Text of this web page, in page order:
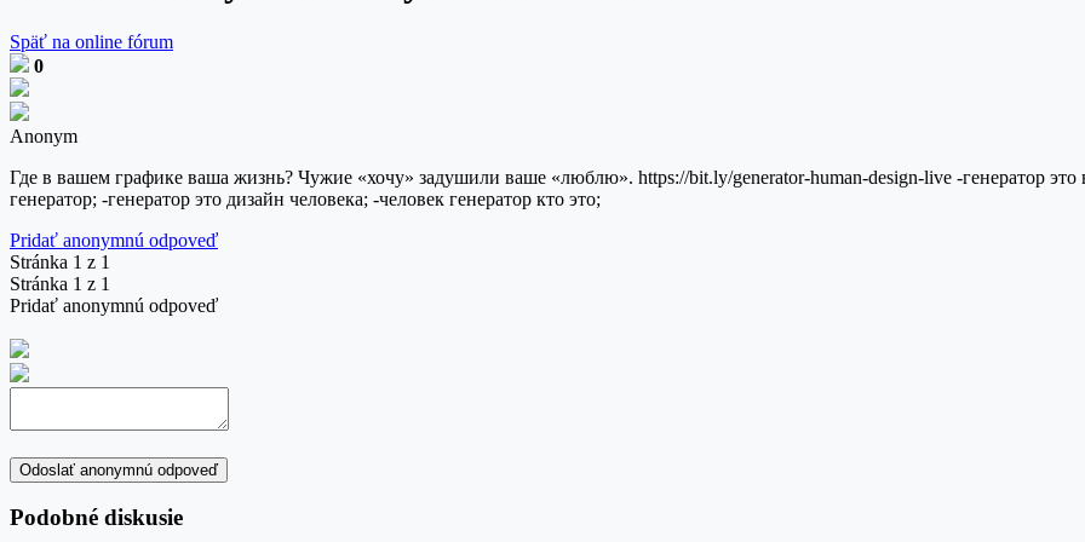
Späť na online fórum
0
Anonym
Где в вашем графике ваша жизнь? Чужие «хочу» задушили ваше «люблю». https://bit.ly/generator-human-design-live -генератор это
генератор; -генератор это дизайн человека; -человек генератор кто это;
Pridať anonymnú odpoveď
Stránka 1 z 1
Stránka 1 z 1
Pridať anonymnú odpoveď
Odoslať anonymnú odpoveď
Podobné diskusie